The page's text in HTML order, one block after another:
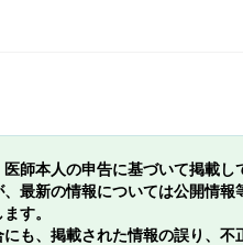
師本人の申告に基づいて掲載
最新の情報については公開情
す。
も、掲載された情報の誤り、